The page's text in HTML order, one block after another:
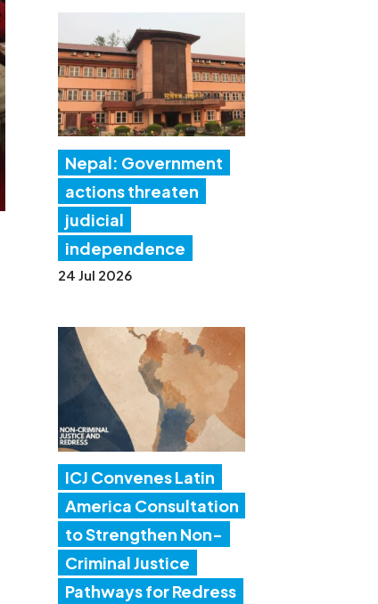
Nepal: Government
actions threaten
judicial
independence
24 Jul 2026
ICJ Convenes Latin
America Consultation
to Strengthen Non-
Criminal Justice
Pathways for Redress